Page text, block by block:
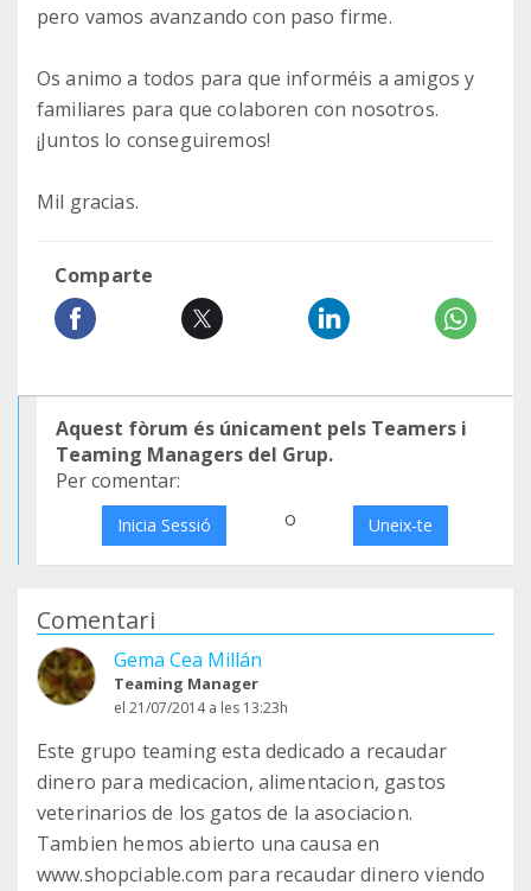
pero vamos avanzando con paso firme.
Os animo a todos para que informéis a amigos y
familiares para que colaboren con nosotros.
¡Juntos lo conseguiremos!
Mil gracias.
Comparte
Aquest fòrum és únicament pels Teamers i
Teaming Managers del Grup.
Per comentar:
Inicia Sessió o Uneix-te
Comentari
Gema Cea Millán
Teaming Manager
el 21/07/2014 a les 13:23h
Este grupo teaming esta dedicado a recaudar
dinero para medicacion, alimentacion, gastos
veterinarios de los gatos de la asociacion.
Tambien hemos abierto una causa en
www.shopciable.com para recaudar dinero viendo